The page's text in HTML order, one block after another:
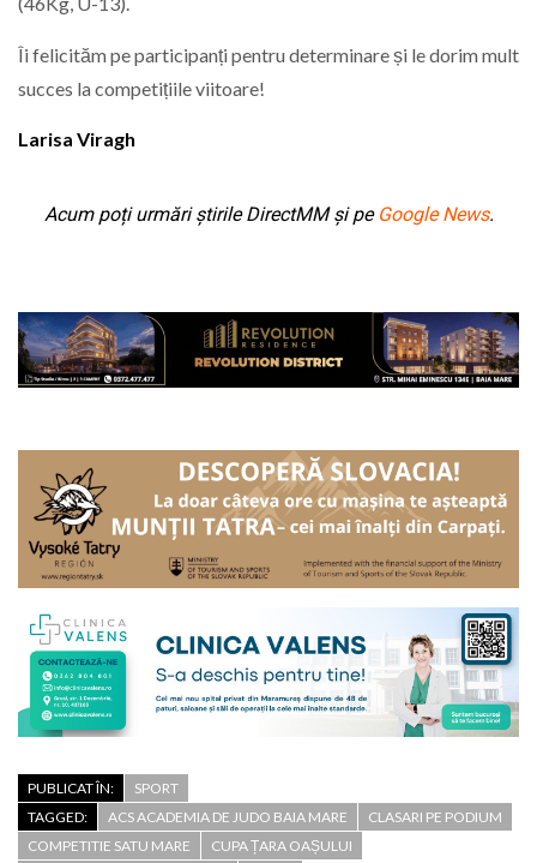
Îi felicităm pe participanți pentru determinare și le dorim mult
succes la competițiile viitoare!
Larisa Viragh
Acum poți urmări știrile DirectMM și pe Google News.
PUBLICAT ÎN:
SPORT
TAGGED:
ACS ACADEMIA DE JUDO BAIA MARE
CLASARI PE PODIUM
COMPETITIE SATU MARE
CUPA ȚARA OAȘULUI